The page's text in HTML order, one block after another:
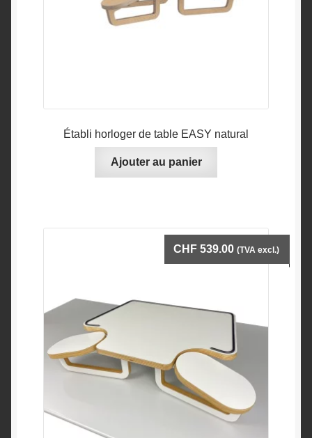
Établi horloger de table EASY natural
Ajouter au panier
CHF 539.00 (TVA excl.)